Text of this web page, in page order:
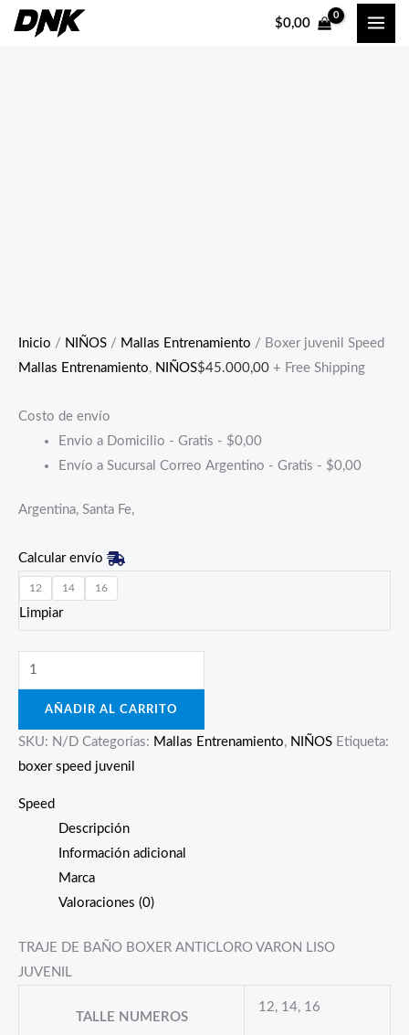
$0,00
Inicio / NIÑOS / Mallas Entrenamiento / Boxer juvenil Speed
Mallas Entrenamiento, NIÑOS$45.000,00 + Free Shipping
Costo de envío
Envio a Domicilio - Gratis - $0,00
Envío a Sucursal Correo Argentino - Gratis - $0,00
Argentina, Santa Fe,
Calcular envío
12 14 16
Limpiar
Boxer
juvenil
AÑADIR AL CARRITO
SKU: N/D Categorías: Mallas Entrenamiento, NIÑOS Etiqueta:
boxer speed juvenil
Speed
Descripción
Información adicional
Marca
Valoraciones (0)
TRAJE DE BAÑO BOXER ANTICLORO VARON LISO
JUVENIL
TALLE NUMEROS
12, 14, 16